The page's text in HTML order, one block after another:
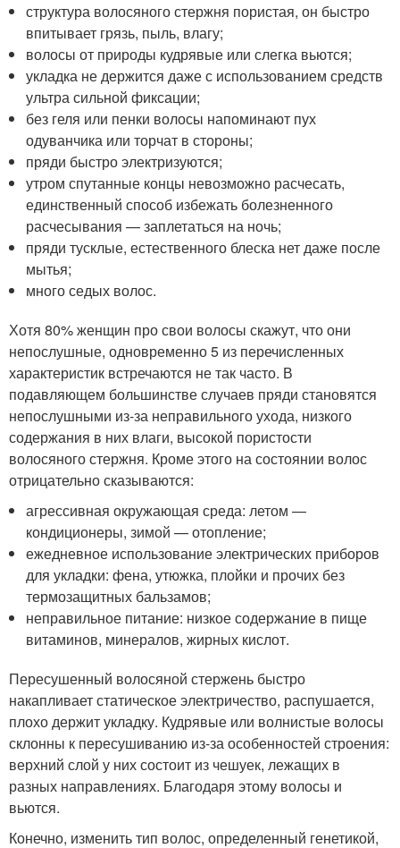
структура волосяного стержня пористая, он быстро
впитывает грязь, пыль, влагу;
волосы от природы кудрявые или слегка вьются;
укладка не держится даже с использованием средств
ультра сильной фиксации;
без геля или пенки волосы напоминают пух
одуванчика или торчат в стороны;
пряди быстро электризуются;
утром спутанные концы невозможно расчесать,
единственный способ избежать болезненного
расчесывания — заплетаться на ночь;
пряди тусклые, естественного блеска нет даже после
мытья;
много седых волос.
Хотя 80% женщин про свои волосы скажут, что они
непослушные, одновременно 5 из перечисленных
характеристик встречаются не так часто. В
подавляющем большинстве случаев пряди становятся
непослушными из-за неправильного ухода, низкого
содержания в них влаги, высокой пористости
волосяного стержня. Кроме этого на состоянии волос
отрицательно сказываются:
агрессивная окружающая среда: летом —
кондиционеры, зимой — отопление;
ежедневное использование электрических приборов
для укладки: фена, утюжка, плойки и прочих без
термозащитных бальзамов;
неправильное питание: низкое содержание в пище
витаминов, минералов, жирных кислот.
Пересушенный волосяной стержень быстро
накапливает статическое электричество, распушается,
плохо держит укладку. Кудрявые или волнистые волосы
склонны к пересушиванию из-за особенностей строения:
верхний слой у них состоит из чешуек, лежащих в
разных направлениях. Благодаря этому волосы и
вьются.
Конечно, изменить тип волос, определенный генетикой,